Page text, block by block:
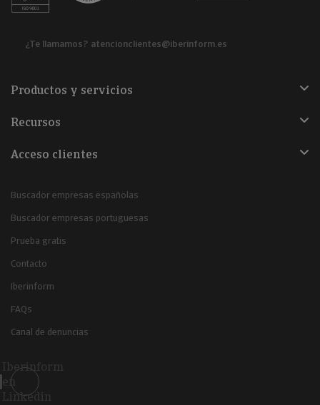
¿Te llamamos? atencionclientes@iberinform.es
Productos y servicios
Recursos
Acceso clientes
Buscador empresas españolas
Buscador empresas portuguesas
Prueba gratis
Contacto
Iberinform
FAQs
Canal de denuncias
Iberinform
en
Linkedin